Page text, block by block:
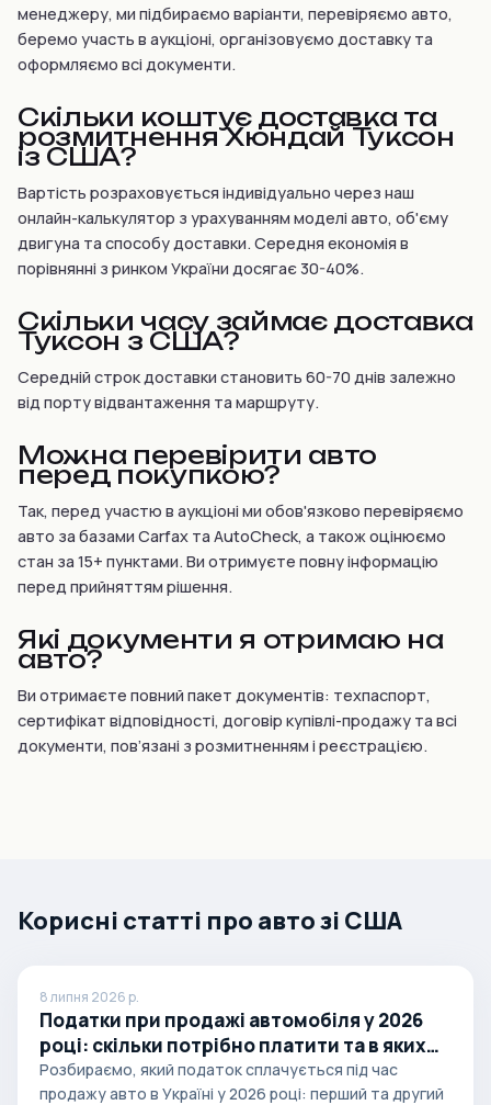
менеджеру, ми підбираємо варіанти, перевіряємо авто,
беремо участь в аукціоні, організовуємо доставку та
оформляємо всі документи.
Скільки коштує доставка та
розмитнення Хюндай Туксон
із США?
Вартість розраховується індивідуально через наш
онлайн-калькулятор з урахуванням моделі авто, об'єму
двигуна та способу доставки. Середня економія в
порівнянні з ринком України досягає 30-40%.
Скільки часу займає доставка
Туксон з США?
Середній строк доставки становить 60-70 днів залежно
від порту відвантаження та маршруту.
Можна перевірити авто
перед покупкою?
Так, перед участю в аукціоні ми обов'язково перевіряємо
авто за базами Carfax та AutoCheck, а також оцінюємо
стан за 15+ пунктами. Ви отримуєте повну інформацію
перед прийняттям рішення.
Які документи я отримаю на
авто?
Ви отримаєте повний пакет документів: техпаспорт,
сертифікат відповідності, договір купівлі-продажу та всі
документи, пов’язані з розмитненням і реєстрацією.
Корисні статті про авто зі США
8 липня 2026 р.
Податки при продажі автомобіля у 2026
році: скільки потрібно платити та в яких
випадках
Розбираємо, який податок сплачується під час
продажу авто в Україні у 2026 році: перший та другий